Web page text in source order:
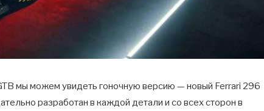
мы можем увидеть гоночную версию — новый Ferrari 296
разработан в каждой детали и со всех сторон в